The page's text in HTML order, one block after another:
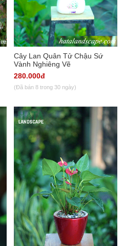
Cây Lan Quân Tử Chậu Sứ
Vành Nghiêng Vẽ
280.000đ
(Đã bán 8 trong 30 ngày)